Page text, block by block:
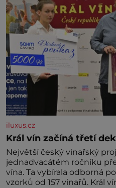
iluxus.cz
Král vín začíná třetí
Největší český vinařský
jednadvacátém ročníku
vína. Ta vybírala odborná
vzorků od